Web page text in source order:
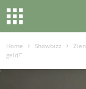
Home Showbizz
geld!”